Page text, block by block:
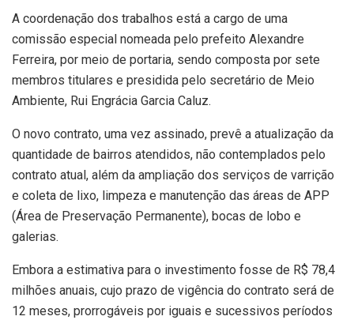
A coordenação dos trabalhos está a cargo de uma
comissão especial nomeada pelo prefeito Alexandre
Ferreira, por meio de portaria, sendo composta por sete
membros titulares e presidida pelo secretário de Meio
Ambiente, Rui Engrácia Garcia Caluz.
O novo contrato, uma vez assinado, prevê a atualização da
quantidade de bairros atendidos, não contemplados pelo
contrato atual, além da ampliação dos serviços de varrição
e coleta de lixo, limpeza e manutenção das áreas de APP
(Área de Preservação Permanente), bocas de lobo e
galerias.
Embora a estimativa para o investimento fosse de R$ 78,4
milhões anuais, cujo prazo de vigência do contrato será de
12 meses, prorrogáveis por iguais e sucessivos períodos